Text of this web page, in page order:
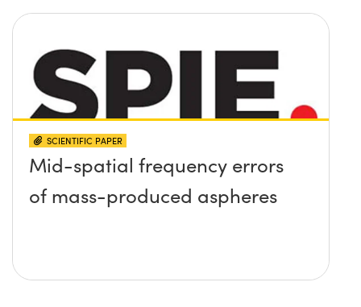
SCIENTIFIC PAPER
Mid-spatial frequency errors
of mass-produced aspheres